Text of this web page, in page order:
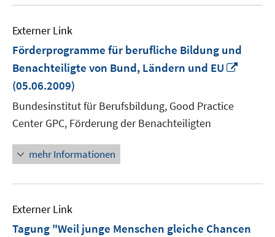
Externer Link
Förderprogramme für berufliche Bildung und
Benachteiligte von Bund, Ländern und EU
(05.06.2009)
Bundesinstitut für Berufsbildung, Good Practice
Center GPC, Förderung der Benachteiligten
mehr Informationen
Externer Link
Tagung "Weil junge Menschen gleiche Chancen